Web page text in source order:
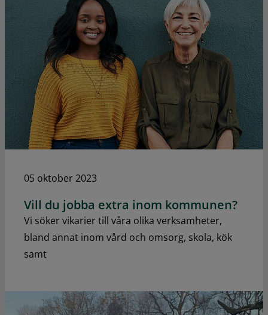
05 oktober 2023
Vill du jobba extra inom kommunen?
Vi söker vikarier till våra olika verksamheter,
bland annat inom vård och omsorg, skola, kök
samt